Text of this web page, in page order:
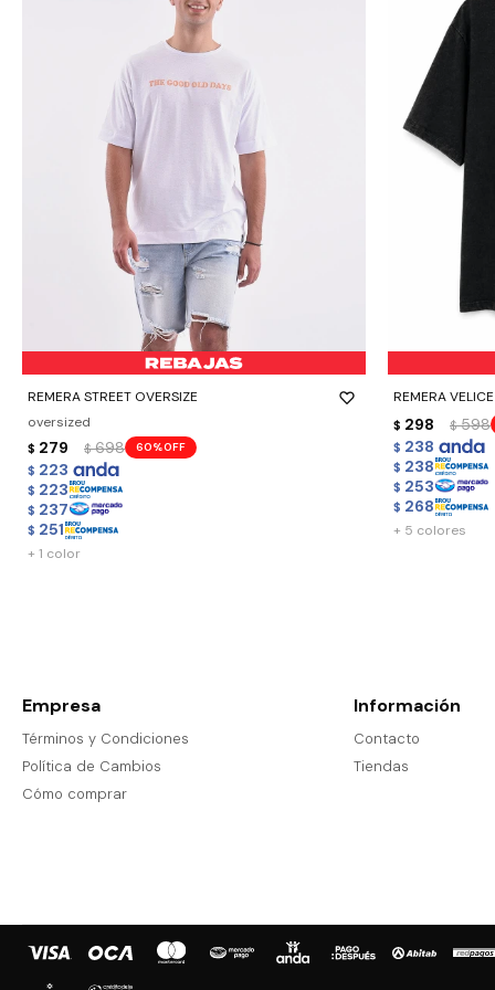
REMERA STREET OVERSIZE
oversized
$ 279 $ 698 60
$ 223
$ 223
$ 237
$ 251
- +
+ 1 color
REMERA
$ 298 $ 598
$ 238
$ 238
$ 253
$ 268
- +
+ 5 colores
Empresa
Términos y Condiciones
Política de Cambios
Cómo comprar
Información
Contacto
Tiendas